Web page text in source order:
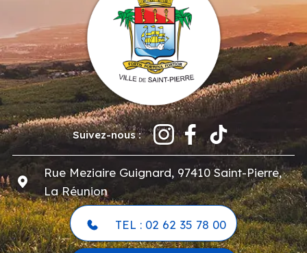
Suivez-nous :
Rue Meziaire Guignard, 97410 Saint-Pierre,
La Réunion
TEL : 02 62 35 78 00